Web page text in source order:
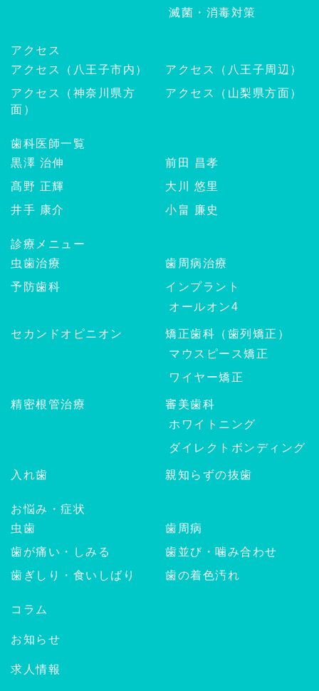
滅菌・消毒対策
アクセス
アクセス（八王子市内）
アクセス（八王子周辺）
アクセス（神奈川県方
面）
アクセス（山梨県方面）
歯科医師一覧
黒澤 治伸
前田 昌孝
髙野 正輝
大川 悠里
井手 康介
小畠 廉史
診療メニュー
虫歯治療
歯周病治療
予防歯科
インプラント
オールオン4
セカンドオピニオン
矯正歯科（歯列矯正）
マウスピース矯正
ワイヤー矯正
精密根管治療
審美歯科
ホワイトニング
ダイレクトボンディング
入れ歯 親知らずの抜歯
お悩み・症状
虫歯
歯周病
歯が痛い・しみる
歯並び・噛み合わせ
歯ぎしり・食いしばり
歯の着色汚れ
コラム
お知らせ
求人情報